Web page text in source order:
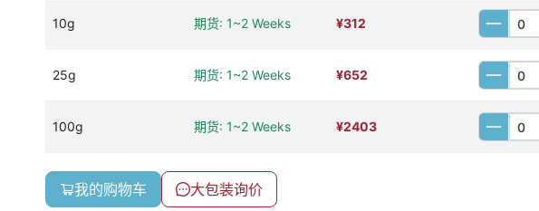
10g 期货: 1~2 Weeks ¥312
25g 期货: 1~2 Weeks ¥652
100g 期货: 1~2 Weeks ¥2403
我的购物车 大包装询价